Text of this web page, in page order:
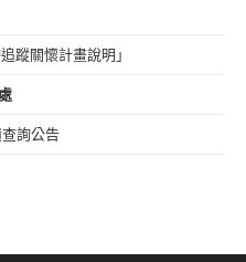
蹤關懷計畫說明」
詢公告